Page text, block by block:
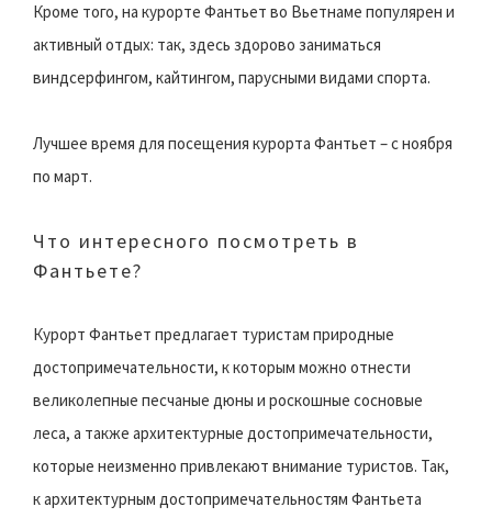
Кроме того, на курорте Фантьет во Вьетнаме популярен и
активный отдых: так, здесь здорово заниматься
виндсерфингом, кайтингом, парусными видами спорта.
Лучшее время для посещения курорта Фантьет – с ноября
по март.
Что интересного посмотреть в
Фантьете?
Курорт Фантьет предлагает туристам природные
достопримечательности, к которым можно отнести
великолепные песчаные дюны и роскошные сосновые
леса, а также архитектурные достопримечательности,
которые неизменно привлекают внимание туристов. Так,
к архитектурным достопримечательностям Фантьета